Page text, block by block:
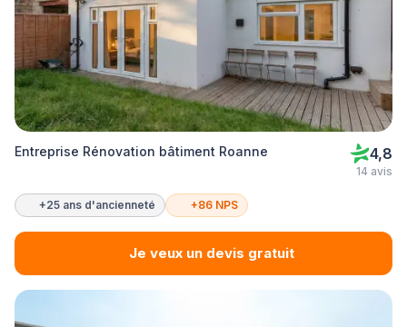
Entreprise Rénovation bâtiment Roanne 4,8
14 avis
+25 ans d'ancienneté +86 NPS
Je veux un devis gratuit